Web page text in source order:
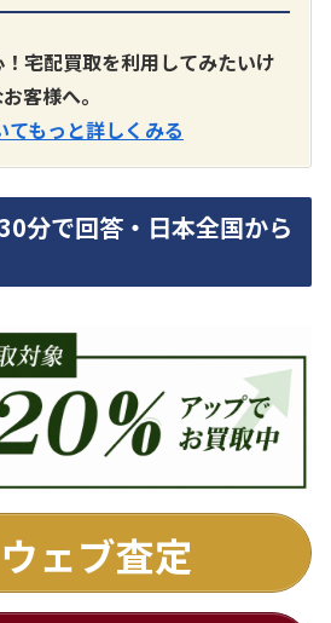
空管プリアンプ
お問合せください
SONY
アンプ
お問合せください
DENON
宅配買取を利用してみたいけ
客様へ。
てもっと詳しくみる
分で回答・日本全国から
ウェブ査定